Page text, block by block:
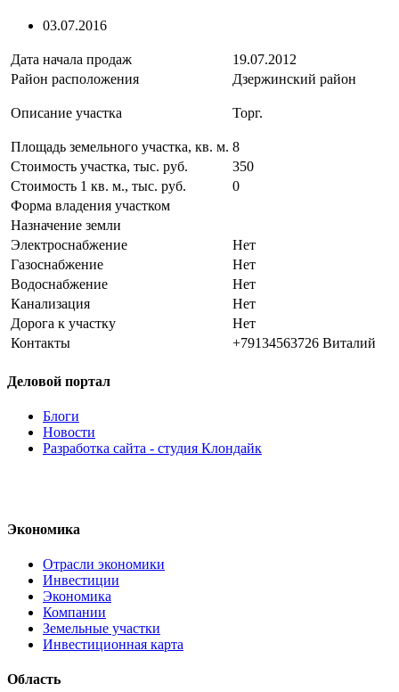
03.07.2016
Дата начала продаж
19.07.2012
Район расположения
Дзержинский район
Описание участка Торг.
Площадь земельного участка, кв. м. 8
Стоимость участка, тыс. руб.
350
Стоимость 1 кв. м., тыс. руб.
0
Форма владения участком
Назначение земли
Электроснабжение
Нет
Газоснабжение
Нет
Водоснабжение
Нет
Канализация
Нет
Дорога к участку
Нет
Контакты
+79134563726 Виталий
Деловой портал
Блоги
Новости
Разработка сайта - студия Клондайк
Экономика
Отрасли экономики
Инвестиции
Экономика
Компании
Земельные участки
Инвестиционная карта
Область